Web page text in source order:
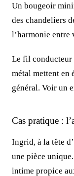
Un bougeoir
des chandeliers
l’harmonie entre
Le fil conducteur
métal mettent en
général. Voir un
Cas pratique :
Ingrid, à la tête
une pièce
intime propice